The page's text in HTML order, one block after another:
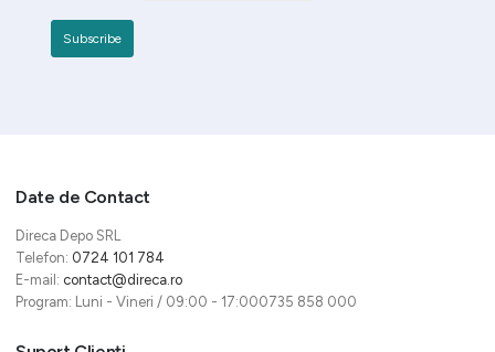
Date de Contact
Direca Depo SRL
Telefon: 0724 101 784
E-mail: contact@direca.ro
Program: Luni - Vineri / 09:00 - 17:000735 858 000